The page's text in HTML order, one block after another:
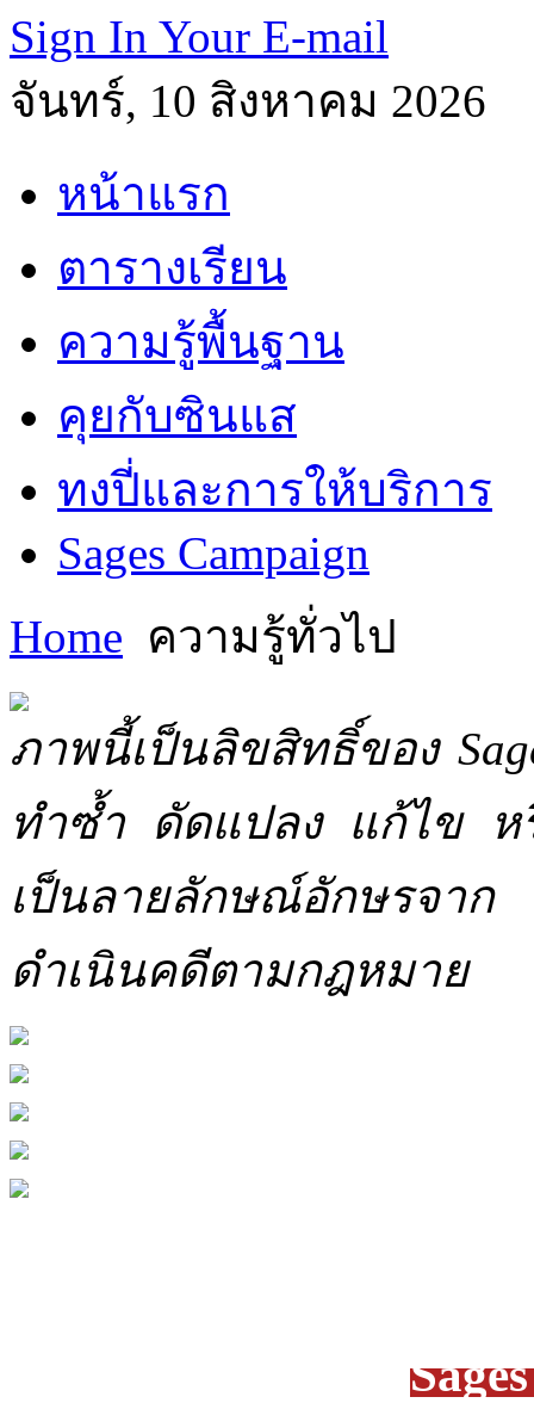
Sign In Your E-mail
จันทร์, 10 สิงหาคม 2026
หน้าแรก
ตารางเรียน
ความรู้พื้นฐาน
คุยกับซินแส
ทงปี่และการให้บริการ
Sages Campaign
Home ความรู้ทั่วไป
ภาพนี้เป็นลิขสิทธิ์ของ
ทำซ้ำ ดัดแปลง แก้ไข ห
เป็นลายลักษณ์อักษรจาก
ดำเนินคดีตามกฎหมาย